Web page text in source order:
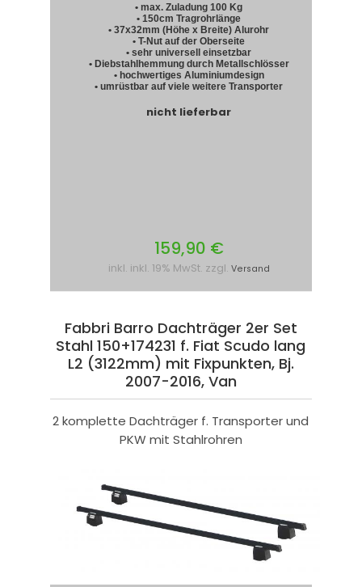
• max. Zuladung 100 Kg
• 150cm Tragrohrlänge
• 37x32mm (Höhe x Breite) Alurohr
• T-Nut auf der Oberseite
• sehr universell einsetzbar
• Diebstahlhemmung durch Metallschlösser
• hochwertiges Aluminiumdesign
• umrüstbar auf viele weitere Transporter
nicht lieferbar
159,90 €
inkl. inkl. 19% MwSt. zzgl. Versand
Fabbri Barro Dachträger 2er Set
Stahl 150+174231 f. Fiat Scudo lang
L2 (3122mm) mit Fixpunkten, Bj.
2007-2016, Van
2 komplette Dachträger f. Transporter und
PKW mit Stahlrohren